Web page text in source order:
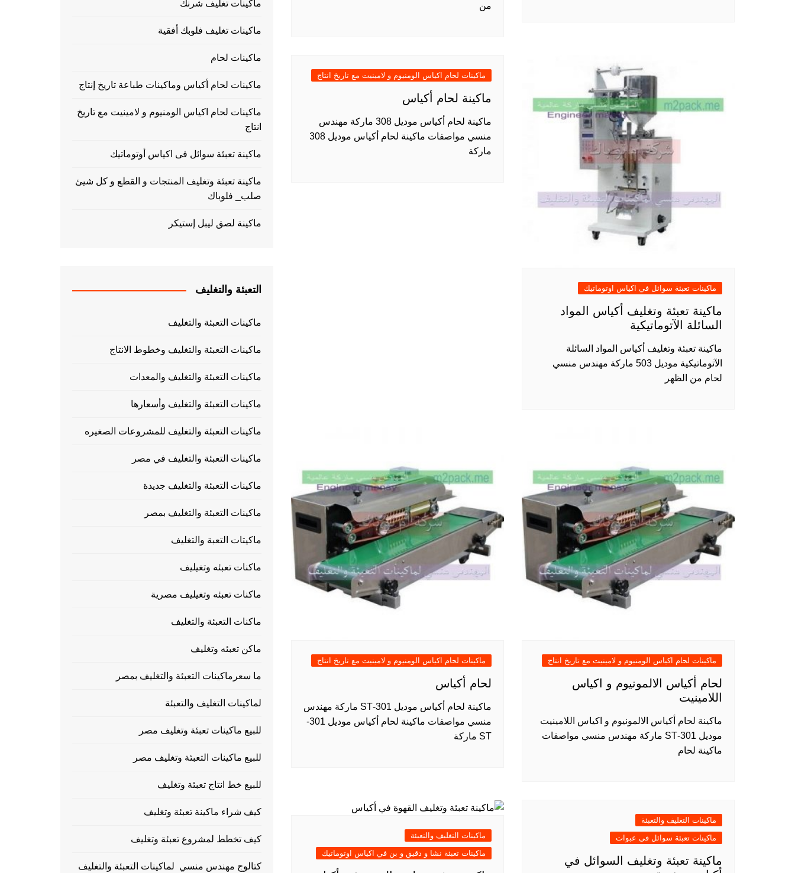
من
ماكينات تعبئة سوائل في اكياس اوتوماتيك
ماكينة تعبئة وتغليف أكياس المواد
السائلة الآتوماتيكية
ماكينة تعبئة وتغليف أكياس المواد السائلة
الآتوماتيكية موديل 503 ماركة مهندس منسي
لحام من الظهر
ماكينات لحام اكياس الومنيوم و لامينيت مع تاريخ انتاج
ماكينة لحام أكياس
ماكينة لحام أكياس موديل 308 ماركة مهندس
منسي مواصفات ماكينة لحام أكياس موديل 308
ماركة
ماكينات لحام اكياس الومنيوم و لامينيت مع تاريخ انتاج
لحام أكياس الالمونيوم و اكياس
اللامينيت
ماكينة لحام أكياس الالمونيوم و اكياس اللامينيت
موديل 301-ST ماركة مهندس منسي مواصفات
ماكينة لحام
ماكينات لحام اكياس الومنيوم و لامينيت مع تاريخ انتاج
لحام أكياس
ماكينة لحام أكياس موديل 301-ST ماركة مهندس
منسي مواصفات ماكينة لحام أكياس موديل 301-
ST ماركة
ماكينات التغليف والتعبئة
ماكينات تعبئة سوائل في عبوات
ماكينة تعبئة وتغليف السوائل في
ماكينات التغليف والتعبئة
ماكينات تعبئة نشا و دقيق و بن في اكياس اوتوماتيك
ماكينات تغليف شرنك
ماكينات تغليف فلوبك أفقية
ماكينات لحام
ماكينات لحام أكياس وماكينات طباعة تاريخ إنتاج
ماكينات لحام اكياس الومنيوم و لامينيت مع تاريخ
انتاج
ماكينة تعبئة سوائل فى اكياس أوتوماتيك
ماكينة تعبئة وتغليف المنتجات و القطع و كل شيئ
صلب_ فلوباك
ماكينة لصق ليبل إستيكر
التعبئة والتغليف
ماكينات التعبئة والتغليف
ماكينات التعبئة والتغليف وخطوط الانتاج
ماكينات التعبئة والتغليف والمعدات
ماكينات التعبئة والتغليف وأسعارها
ماكينات التعبئة والتغليف للمشروعات الصغيره
ماكينات التعبئة والتغليف في مصر
ماكينات التعبئة والتغليف جديدة
ماكينات التعبئة والتغليف بمصر
ماكيتات التعبة والتغليف
ماكنات تعبئه وتغيليف
ماكنات تعبئه وتغيليف مصرية
ماكنات التعبئة والتغليف
ماكن تعبئه وتغليف
ما سعرماكينات التعبئة والتغليف بمصر
لماكينات التغليف والتعبئة
للبيع ماكينات تعبئة وتغليف مصر
للبيع ماكينات التعبئة وتغليف مصر
للبيع خط انتاج تعبئة وتغليف
كيف شراء ماكينة تعبئة وتغليف
كيف تخطط لمشروع تعبئة وتغليف
كتالوج مهندس منسي لماكينات التعبئة والتغليف